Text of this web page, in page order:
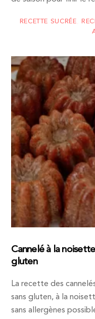
RECETTE SUCRÉE
Cannelé à la
gluten
La recette des
sans gluten, à la
sans allergènes